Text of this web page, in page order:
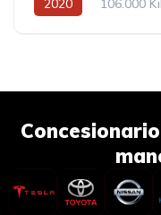
2020 106.000